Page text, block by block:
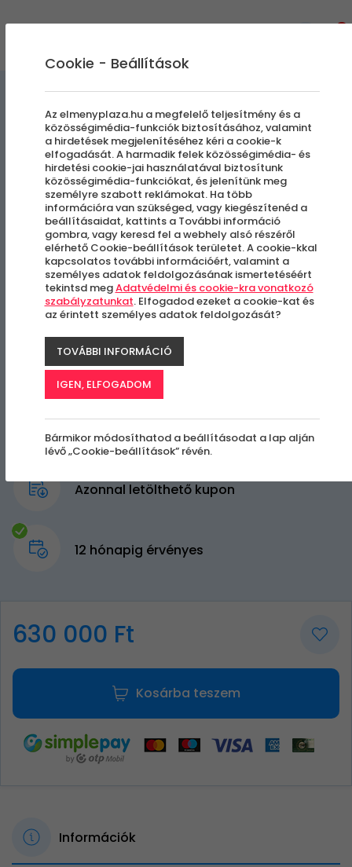
BMW E30 Oktatási csomag
KakucsRing - Kakucs
Azonnal letölthető kupon
12 hónapig érvényes
630 000 Ft
Kosárba teszem
Információk
Cookie - Beállítások
Az elmenyplaza.hu a megfelelő teljesítmény és a
közösségimédia-funkciók biztosításához, valamint
a hirdetések megjelenítéséhez kéri a cookie-k
elfogadását. A harmadik felek közösségimédia- és
hirdetési cookie-jai használatával biztosítunk
közösségimédia-funkciókat, és jelenítünk meg
személyre szabott reklámokat. Ha több
információra van szükséged, vagy kiegészítenéd a
beállításaidat, kattints a További információ
gombra, vagy keresd fel a webhely alsó részéről
elérhető Cookie-beállítások területet. A cookie-kkal
kapcsolatos további információért, valamint a
személyes adatok feldolgozásának ismertetéséért
tekintsd megAdatvédelmi és cookie-kra vonatkozó
szabályzatunkat. Elfogadod ezeket a cookie-kat és
az érintett személyes adatok feldolgozását?
TOVÁBBI INFORMÁCIÓ
IGEN, ELFOGADOM
Bármikor módosíthatod a beállításodat a lap alján
lévő „Cookie-beállítások” révén.